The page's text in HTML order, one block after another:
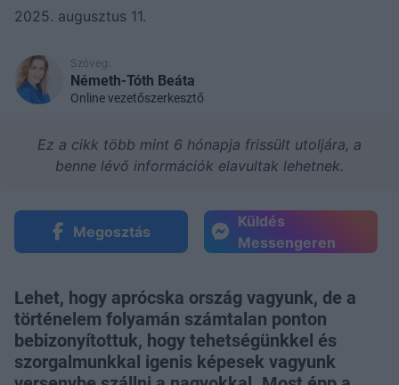
2025. augusztus 11.
Szöveg:
Németh-Tóth Beáta
Online vezetőszerkesztő
Ez a cikk több mint 6 hónapja frissült utoljára, a
benne lévő információk elavultak lehetnek.
Megosztás
Küldés
Messengeren
Lehet, hogy aprócska ország vagyunk, de a
történelem folyamán számtalan ponton
bebizonyítottuk, hogy tehetségünkkel és
szorgalmunkkal igenis képesek vagyunk